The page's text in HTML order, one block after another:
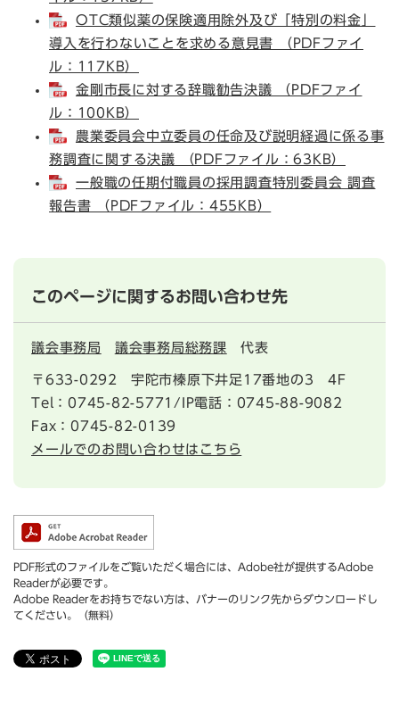
OTC類似薬の保険適用除外及び「特別の料金」
導入を行わないことを求める意見書 （PDFファイ
ル：117KB）
金剛市長に対する辞職勧告決議 （PDFファイ
ル：100KB）
農業委員会中立委員の任命及び説明経過に係る事
務調査に関する決議 （PDFファイル：63KB）
一般職の任期付職員の採用調査特別委員会 調査
報告書 （PDFファイル：455KB）
このページに関するお問い合わせ先
議会事務局 議会事務局総務課 代表
〒633-0292
宇陀市榛原下井足17番地の3 4F
Tel：0745-82-5771/IP電話：0745-88-9082
Fax：0745-82-0139
メールでのお問い合わせはこちら
PDF形式のファイルをご覧いただく場合には、Adobe社が提供するAdobe
Readerが必要です。
Adobe Readerをお持ちでない方は、バナーのリンク先からダウンロードし
てください。（無料）